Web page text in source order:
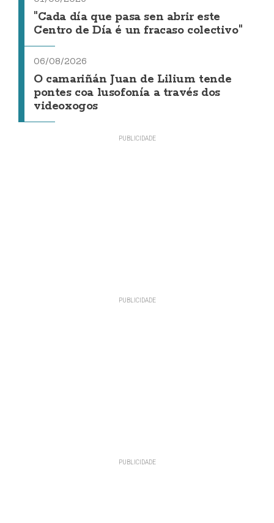
"Cada día que pasa sen abrir este
Centro de Día é un fracaso colectivo"
06/08/2026
O camariñán Juan de Lilium tende
pontes coa lusofonía a través dos
videoxogos